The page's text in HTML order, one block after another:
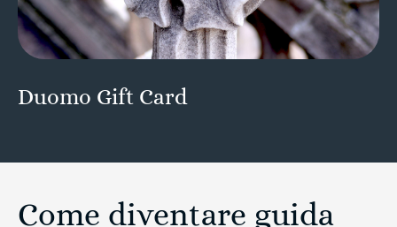
Duomo Gift Card
Come diventare guida